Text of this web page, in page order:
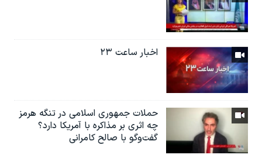
اخبار ساعت ۲۳
حملات جمهوری اسلامی در تنگه هرمز
چه اثری بر مذاکره با آمریکا دارد؟
گفت‌وگو با صالح کامرانی